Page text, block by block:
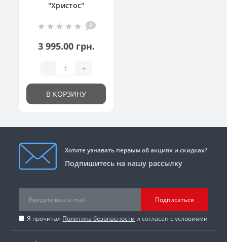
"Христос"
0
3 995.00 грн.
- +
В КОРЗИНУ
Хотите узнавать первым об акциях и скидках?
Подпишитесь на нашу рассылку
Подписаться
Я прочитал Политика безопасности и согласен с условиями